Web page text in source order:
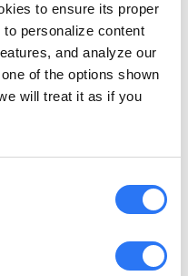
to ensure its proper
personalize content
and analyze our
of the options shown
will treat it as if you
di LinkedIn,
produk dan layanan
Koneksi
rupa untuk
peluang bisnis